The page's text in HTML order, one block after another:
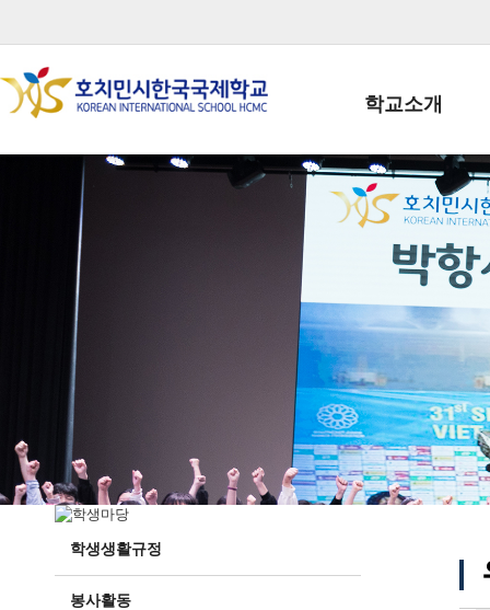
학교소개
학교장인사말
학생회장인사말
학교상징
학교 CI
교직원현황
학생현황
위치/전화
전경사진
학생생활규정
봉사활동